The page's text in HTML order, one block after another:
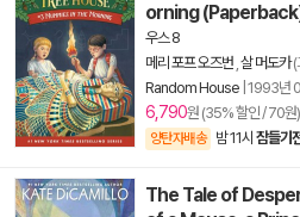
orning
우스 8
메리 포프 오즈번 살 머도카(
Random House 1993년
6,790원 (35% 할인 / 70원)
양탄자배송 밤 11시 잠들기
The Tale of